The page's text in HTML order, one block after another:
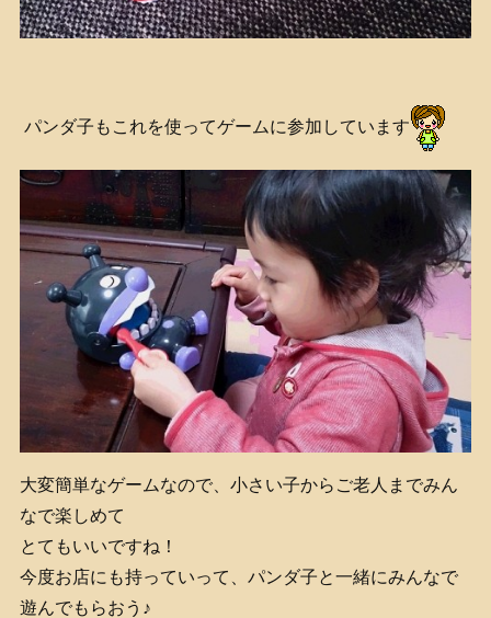
パンダ子もこれを使ってゲームに参加しています
大変簡単なゲームなので、小さい子からご老人までみん
なで楽しめて
とてもいいですね！
今度お店にも持っていって、パンダ子と一緒にみんなで
遊んでもらおう♪